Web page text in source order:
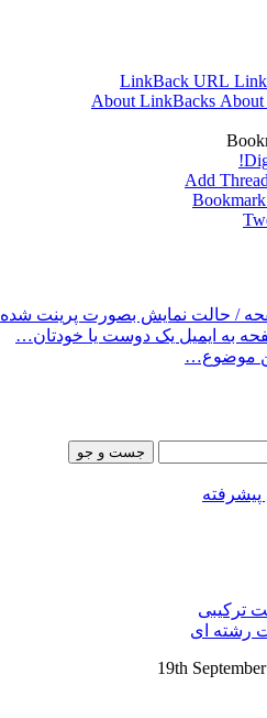
Add
/ حالت نمایش بصورت پرینت شده
به ایمیل یک دوست یا خودتان…
موضوع…
ترکیبی
رشته ای
19th